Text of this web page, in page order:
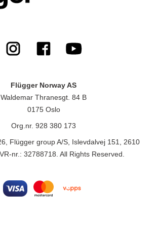
Flügger Norway AS
Waldemar Thranesgt. 84 B
0175 Oslo
Org.nr. 928 380 173
Flügger group A/S, Islevdalvej 151, 2610
nr.: 32788718. All Rights Reserved.